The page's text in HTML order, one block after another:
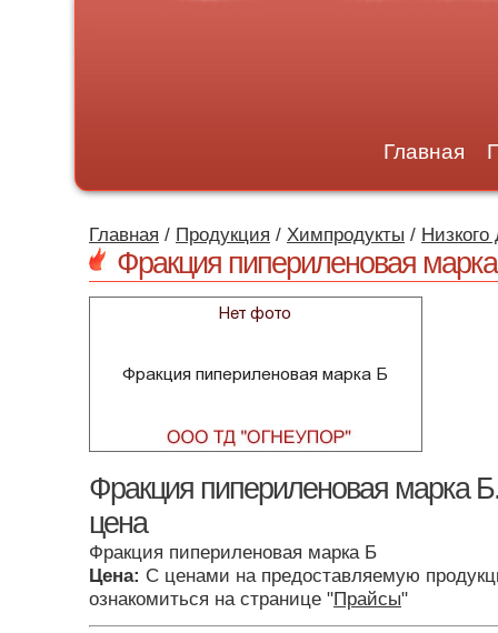
Главная
Главная / Продукция / Химпродукты / Низкого
Фракция пипериленовая
Фракция пипериленовая марка
цена
Фракция пипериленовая марка Б
Цена: С ценами на предоставляемую
ознакомиться на странице "Прайсы"